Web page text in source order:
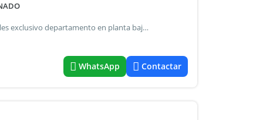
Osque pilar pb con jardín propio consultar otros disponibles exclusivo departamento en planta baja, rodeado de arboleda y naturaleza, ubicado en una zona estratégica de pilar, con excelente acceso a panamericana ramal pilar y cercano a hospital austral, sanatorio las lomas, centro médico pilar, centros comerciales, restaurantes y servicios. La unidad cuenta con 2 ambientes, 2 baños, espacios amplios y luminosos, galería con parrilla y jardín propio de 84 m². Superficie total: 171,89 m². Amenities premium: piscina in/out, spa, sauna, jacuzzi, gimnasio, cowork, quincho, cafetería, canchas de paddle, wellness y circuito aeróbico. Un lugar ideal para vivir con verde, seguridad, confort y todo cerca.
WhatsApp Contactar